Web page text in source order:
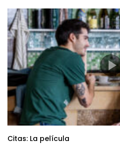
Citas: La película